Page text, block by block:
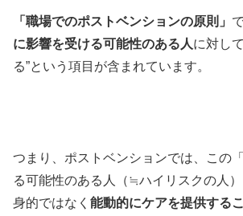
「職場でのポストベンションの原則」
に影響を受ける可能性のある人に対し
る”という項目が含まれています。
つまり、ポストベンションでは、この
る可能性のある人（≒ハイリスクの人
身的ではなく 能動的にケアを提供する